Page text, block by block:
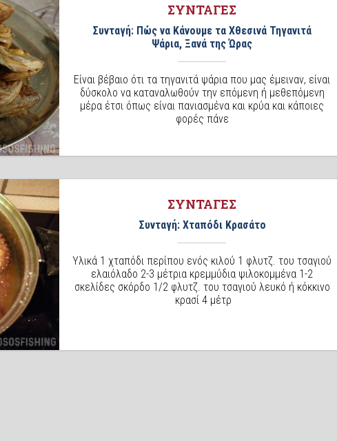
ΣΥΝΤΑΓΕΣ
Συνταγή: Πώς να Κάνουμε τα Χθεσινά Τηγανιτά
Ψάρια, Ξανά της Ώρας
Είναι βέβαιο ότι τα τηγανιτά ψάρια που μας έμειναν, είναι
δύσκολο να καταναλωθούν την επόμενη ή μεθεπόμενη
μέρα έτσι όπως είναι πανιασμένα και κρύα και κάποιες
φορές πάνε
ΣΥΝΤΑΓΕΣ
Συνταγή: Χταπόδι Κρασάτο
Υλικά 1 χταπόδι περίπου ενός κιλού 1 φλυτζ. του τσαγιού
ελαιόλαδο 2-3 μέτρια κρεμμύδια ψιλοκομμένα 1-2
σκελίδες σκόρδο 1/2 φλυτζ. του τσαγιού λευκό ή κόκκινο
κρασί 4 μέτρ